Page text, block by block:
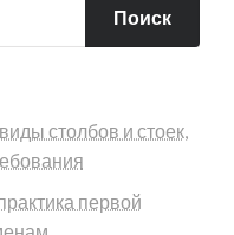
Поиск
столбов и стоек,
первой